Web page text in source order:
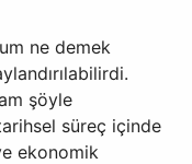
ne demek
şöyle
süreç içinde
ekonomik